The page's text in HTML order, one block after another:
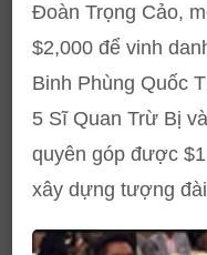
Đoàn Trọng Cảo,
$2,000 để vinh
Binh Phùng Quốc
5 Sĩ Quan Trừ Bị
quyên góp được
xây dựng tượng